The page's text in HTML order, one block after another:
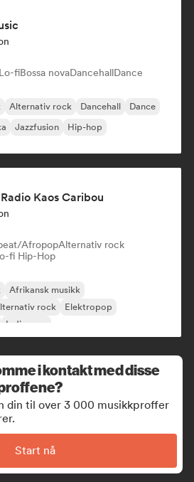
fiBossa novaDancehallDance
Alternativ rock Dancehall
Dance
Jazzfusion Hip-hop
Kaos Caribou
AfropopAlternativ rock
fi Hip-Hop
Afrikansk musikk
rock
Elektropop
Indie-pop
i kontakt med disse
din til over 3 000 musikkproffer
Start nå